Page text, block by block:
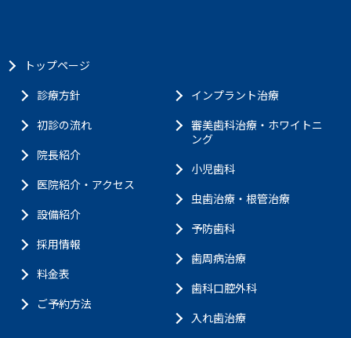
トップページ
診療方針
初診の流れ
院長紹介
医院紹介・アクセス
設備紹介
採用情報
料金表
ご予約方法
インプラント治療
審美歯科治療・ホワイトニ
ング
小児歯科
虫歯治療・根管治療
予防歯科
歯周病治療
歯科口腔外科
入れ歯治療